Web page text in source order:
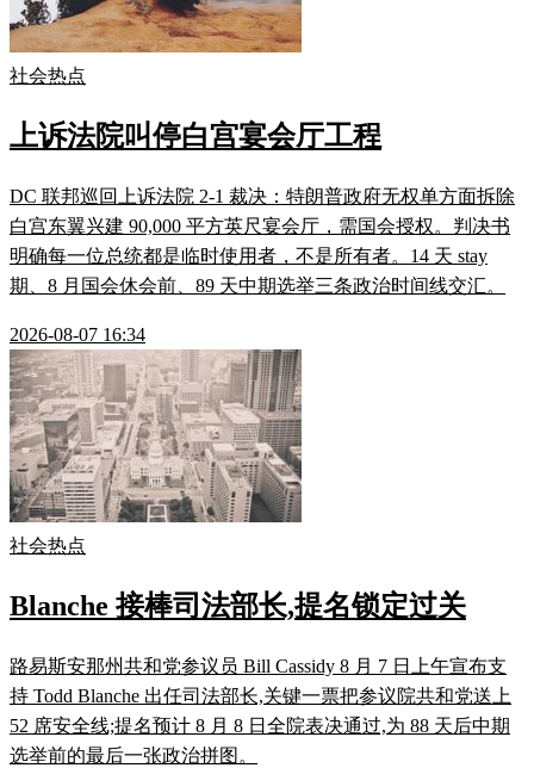
社会热点
上诉法院叫停白宫宴会厅工程
DC 联邦巡回上诉法院 2-1 裁决：特朗普政府无权单方面拆除
白宫东翼兴建 90,000 平方英尺宴会厅，需国会授权。判决书
明确每一位总统都是临时使用者，不是所有者。14 天 stay
期、8 月国会休会前、89 天中期选举三条政治时间线交汇。
2026-08-07 16:34
社会热点
Blanche 接棒司法部长,提名锁定过关
路易斯安那州共和党参议员 Bill Cassidy 8 月 7 日上午宣布支
持 Todd Blanche 出任司法部长,关键一票把参议院共和党送上
52 席安全线;提名预计 8 月 8 日全院表决通过,为 88 天后中期
选举前的最后一张政治拼图。